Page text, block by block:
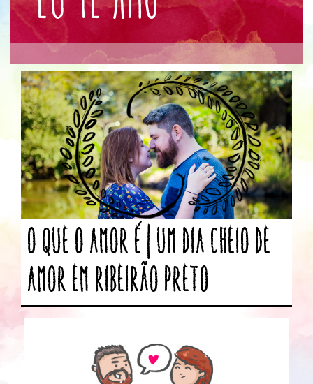
O que o Amor é | Um dia cheio de
amor em Ribeirão Preto